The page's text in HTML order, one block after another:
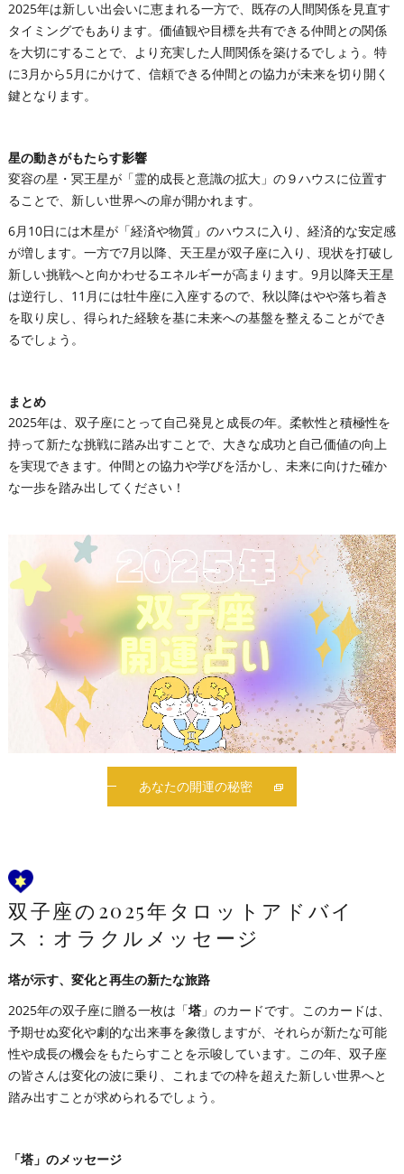
2025年は新しい出会いに恵まれる一方で、既存の人間関係を見直す
タイミングでもあります。価値観や目標を共有できる仲間との関係
を大切にすることで、より充実した人間関係を築けるでしょう。特
に3月から5月にかけて、信頼できる仲間との協力が未来を切り開く
鍵となります。
星の動きがもたらす影響
変容の星・冥王星が「霊的成長と意識の拡大」の９ハウスに位置す
ることで、新しい世界への扉が開かれます。
6月10日には木星が「経済や物質」のハウスに入り、経済的な安定感
が増します。一方で7月以降、天王星が双子座に入り、現状を打破し
新しい挑戦へと向かわせるエネルギーが高まります。9月以降天王星
は逆行し、11月には牡牛座に入座するので、秋以降はやや落ち着き
を取り戻し、得られた経験を基に未来への基盤を整えることができ
るでしょう。
まとめ
2025年は、双子座にとって自己発見と成長の年。柔軟性と積極性を
持って新たな挑戦に踏み出すことで、大きな成功と自己価値の向上
を実現できます。仲間との協力や学びを活かし、未来に向けた確か
な一歩を踏み出してください！
あなたの開運の秘密
双子座の2025年タロットアドバイ
ス：オラクルメッセージ
塔が示す、変化と再生の新たな旅路
2025年の双子座に贈る一枚は「塔」のカードです。このカードは、
予期せぬ変化や劇的な出来事を象徴しますが、それらが新たな可能
性や成長の機会をもたらすことを示唆しています。この年、双子座
の皆さんは変化の波に乗り、これまでの枠を超えた新しい世界へと
踏み出すことが求められるでしょう。
「塔」のメッセージ